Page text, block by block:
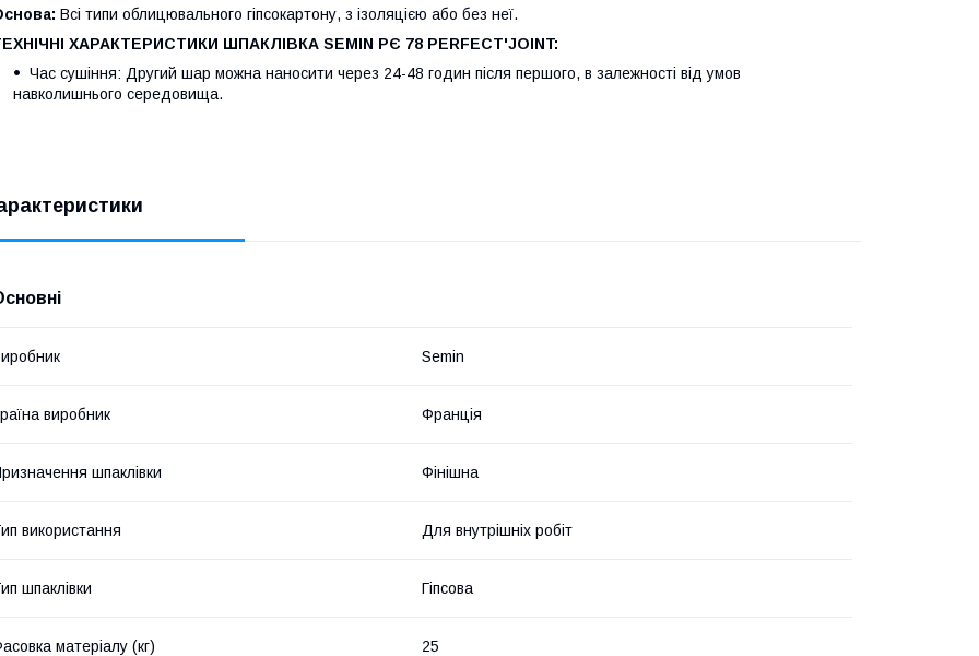
Всі типи облицювального гіпсокартону, з ізоляцією або без неї.
ХАРАКТЕРИСТИКИ ШПАКЛІВКА SEMIN РЄ 78 PERFECT'JOINT:
Час сушіння: Другий шар можна наносити через 24-48 годин після першого, в залежності від умов
навколишнього середовища.
Semin
виробник Франція
шпаклівки Фінішна
використання Для внутрішніх робіт
шпаклівки Гіпсова
матеріалу (кг) 25